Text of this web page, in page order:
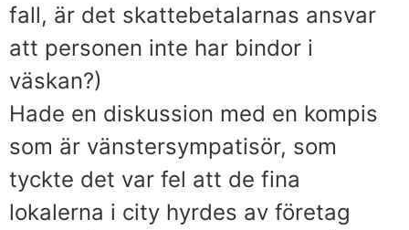
fall, är det skattebetalarnas ansvar
att personen inte har bindor i
väskan?)
Hade en diskussion med en kompis
som är vänstersympatisör, som
tyckte det var fel att de fina
lokalerna i city hyrdes av företag